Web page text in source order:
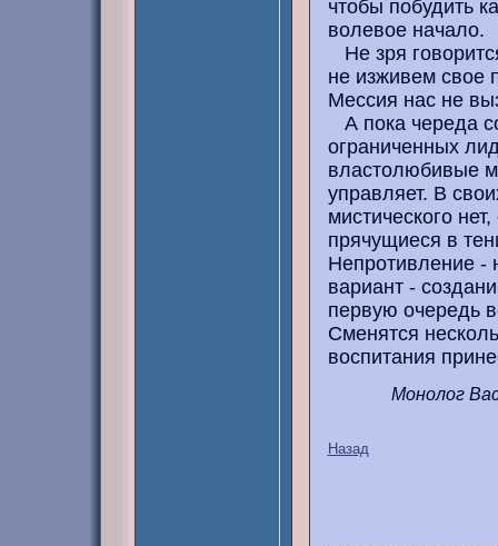
чтобы побудить
волевое начало.
Не зря
не изживем свое
Мессия нас не
А пока череда
ограниченных
властолюбивые
управляет. В
мистического
прячущиеся в
Непротивление -
вариант -
первую очередь
Сменятся
воспитания
Монолог
Назад